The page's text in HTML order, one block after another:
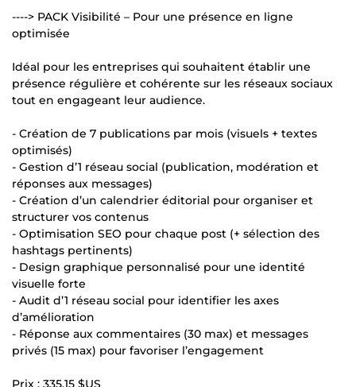
----> PACK Visibilité – Pour une présence en ligne
optimisée
Idéal pour les entreprises qui souhaitent établir une
présence régulière et cohérente sur les réseaux sociaux
tout en engageant leur audience.
- Création de 7 publications par mois (visuels + textes
optimisés)
- Gestion d’1 réseau social (publication, modération et
réponses aux messages)
- Création d’un calendrier éditorial pour organiser et
structurer vos contenus
- Optimisation SEO pour chaque post (+ sélection des
hashtags pertinents)
- Design graphique personnalisé pour une identité
visuelle forte
- Audit d’1 réseau social pour identifier les axes
d’amélioration
- Réponse aux commentaires (30 max) et messages
privés (15 max) pour favoriser l’engagement
Prix : 335,15 $US